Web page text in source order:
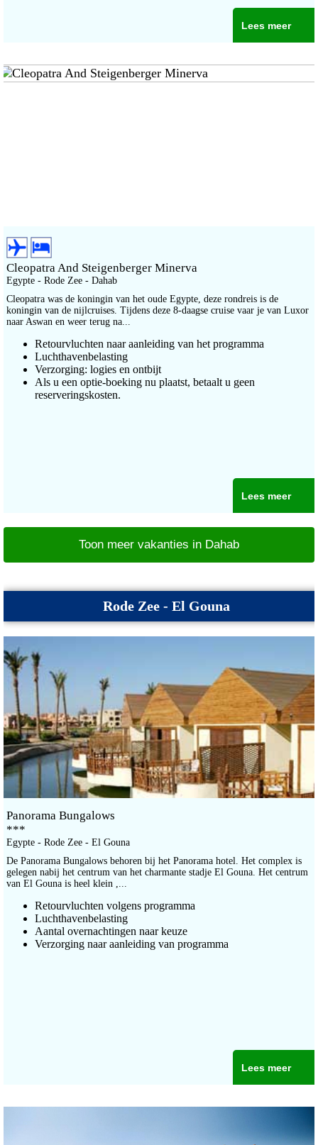
Lees meer
Cleopatra And Steigenberger Minerva
Egypte - Rode Zee - Dahab
Cleopatra was de koningin van het oude Egypte, deze rondreis is de
koningin van de nijlcruises. Tijdens deze 8-daagse cruise vaar je van Luxor
naar Aswan en weer terug na...
Retourvluchten naar aanleiding van het programma
Luchthavenbelasting
Verzorging: logies en ontbijt
Als u een optie-boeking nu plaatst, betaalt u geen
reserveringskosten.
Lees meer
Toon meer vakanties in Dahab
Rode Zee - El Gouna
Panorama Bungalows
***
Egypte - Rode Zee - El Gouna
De Panorama Bungalows behoren bij het Panorama hotel. Het complex is
gelegen nabij het centrum van het charmante stadje El Gouna. Het centrum
van El Gouna is heel klein ,...
Retourvluchten volgens programma
Luchthavenbelasting
Aantal overnachtingen naar keuze
Verzorging naar aanleiding van programma
Lees meer